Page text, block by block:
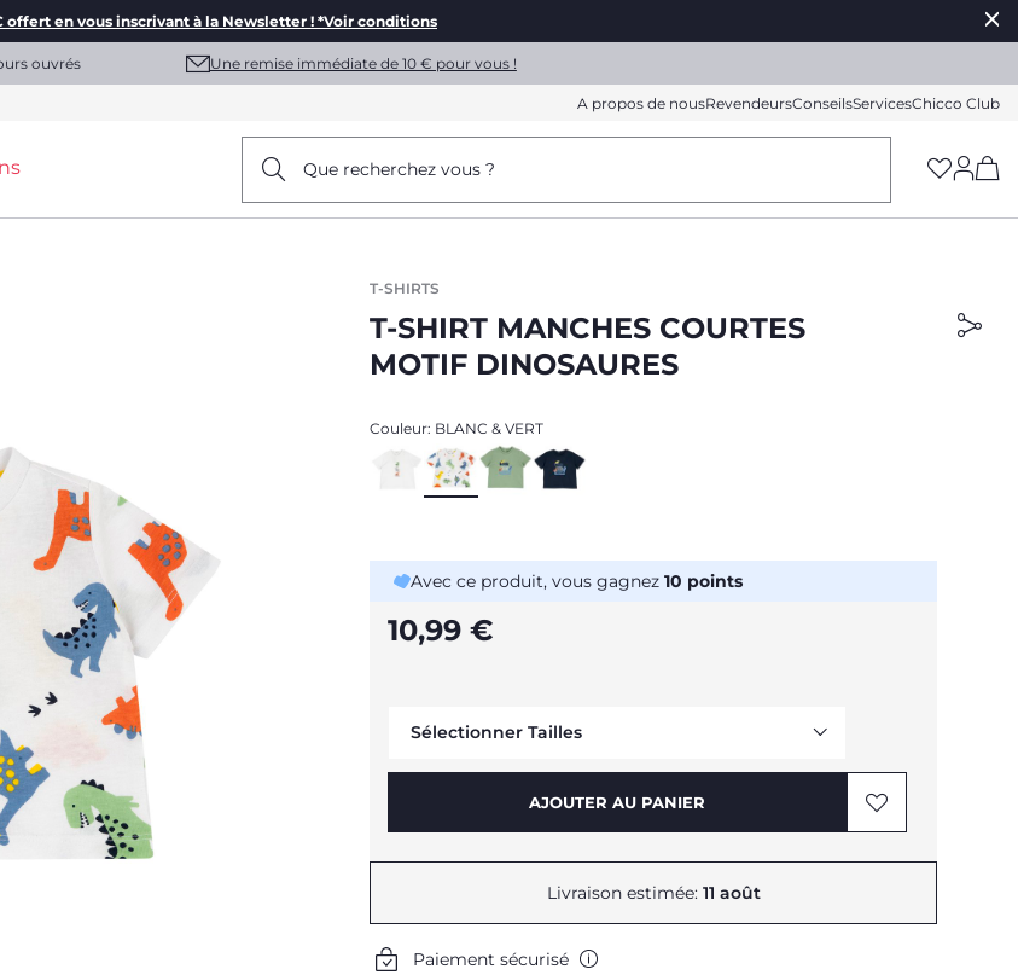
offert en vous inscrivant à la Newsletter ! *Voir conditions
ouvrés Une remise immédiate de 10 € pour vous !
A propos de nousRevendeursConseilsServicesChicco Club
Que recherchez vous ?
T-SHIRTS
T-SHIRT MANCHES COURTES
MOTIF DINOSAURES
Couleur: BLANC & VERT
Avec ce produit, vous gagnez 10 points
10,99 €
Sélectionner Tailles
Me prévenir
Me prévenir
AJOUTER AU PANIER
Livraison estimée: 11 août
Paiement sécurisé